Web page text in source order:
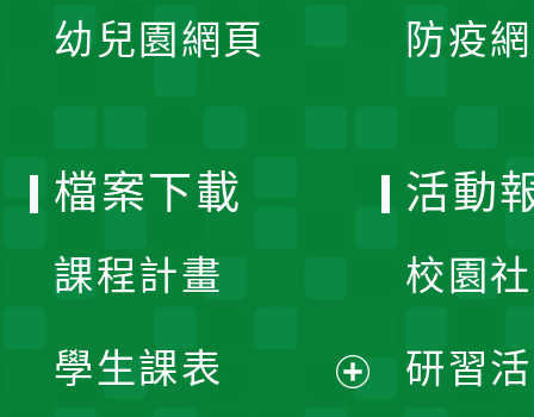
幼兒園網頁 防疫
檔案下載
課程計畫
學生課表
活動
校園
研習